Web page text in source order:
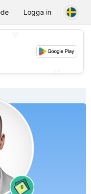
Logga in
0